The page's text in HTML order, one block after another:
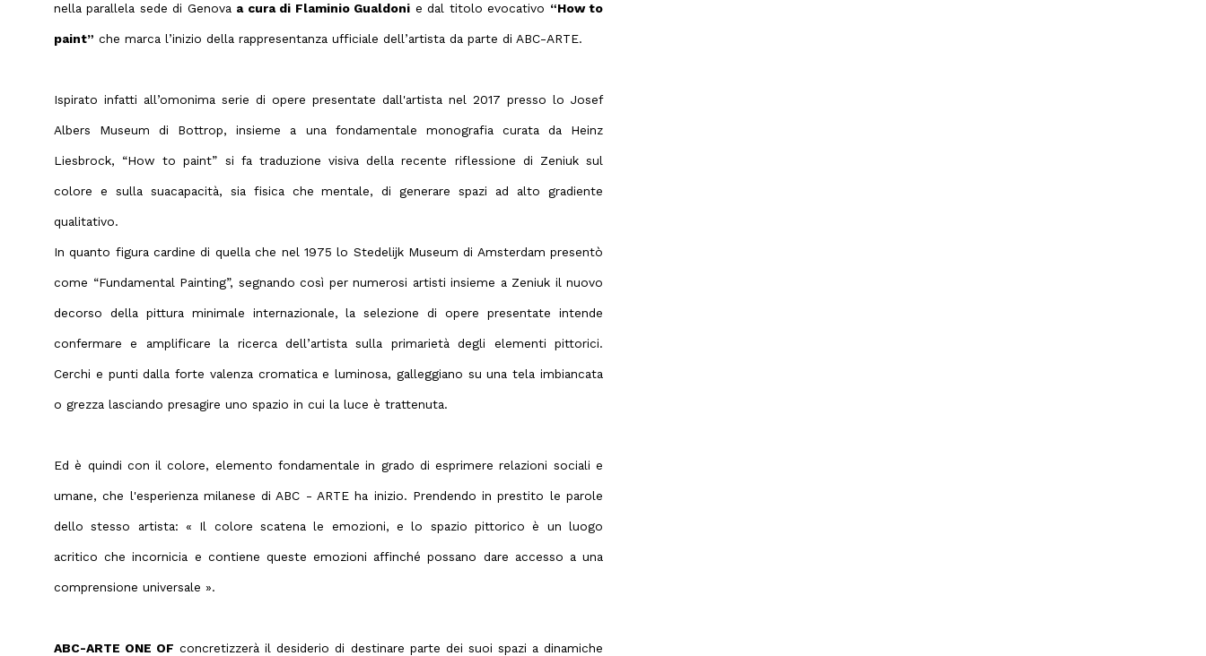
nella parallela sede di Genova a cura di Flaminio Gualdoni e dal titolo evocativo “How to
paint” che marca l’inizio della rappresentanza ufficiale dell’artista da parte di ABC-ARTE.
Ispirato infatti all’omonima serie di opere presentate dall'artista nel 2017 presso lo Josef
Albers Museum di Bottrop, insieme a una fondamentale monografia curata da Heinz
Liesbrock, “How to paint” si fa traduzione visiva della recente riflessione di Zeniuk sul
colore e sulla suacapacità, sia fisica che mentale, di generare spazi ad alto gradiente
qualitativo.
In quanto figura cardine di quella che nel 1975 lo Stedelijk Museum di Amsterdam presentò
come “Fundamental Painting”, segnando così per numerosi artisti insieme a Zeniuk il nuovo
decorso della pittura minimale internazionale, la selezione di opere presentate intende
confermare e amplificare la ricerca dell’artista sulla primarietà degli elementi pittorici.
Cerchi e punti dalla forte valenza cromatica e luminosa, galleggiano su una tela imbiancata
o grezza lasciando presagire uno spazio in cui la luce è trattenuta.
Ed è quindi con il colore, elemento fondamentale in grado di esprimere relazioni sociali e
umane, che l'esperienza milanese di ABC - ARTE ha inizio. Prendendo in prestito le parole
dello stesso artista: « Il colore scatena le emozioni, e lo spazio pittorico è un luogo
acritico che incornicia e contiene queste emozioni affinché possano dare accesso a una
comprensione universale ».
ABC-ARTE ONE OF concretizzerà il desiderio di destinare parte dei suoi spazi a dinamiche